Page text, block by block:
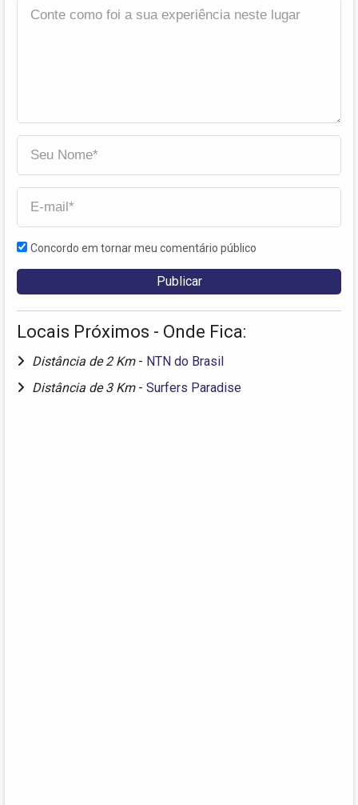
Concordo em tornar meu comentário público
Locais Próximos - Onde Fica:
Distância de 2 Km - NTN do Brasil
Distância de 3 Km - Surfers Paradise